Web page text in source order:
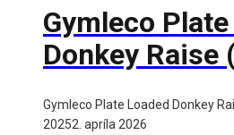
Gymleco
Donkey Raise
Gymleco Plate Loaded Donkey
20252. apríla 2026